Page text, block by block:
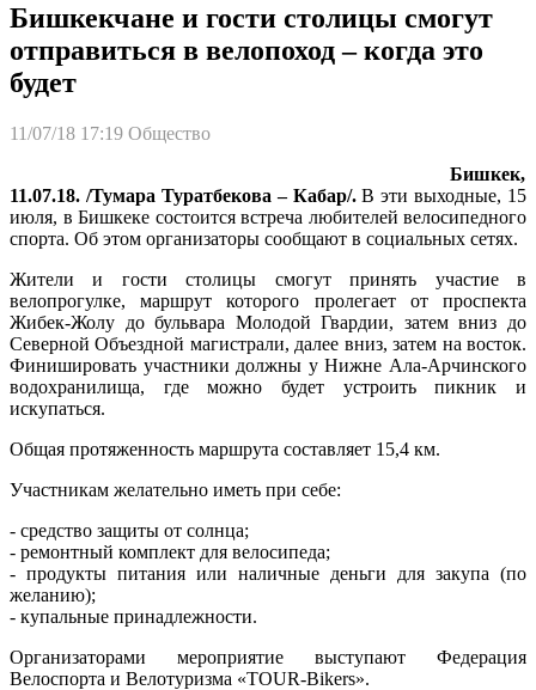
Бишкекчане и гости столицы смогут
отправиться в велопоход – когда это
будет
11/07/18 17:19 Общество
Бишкек,
11.07.18. /Тумара Туратбекова – Кабар/.В эти выходные, 15
июля, в Бишкеке состоится встреча любителей велосипедного
спорта. Об этом организаторы сообщают в социальных сетях.
Жители и гости столицы смогут принять участие в
велопрогулке, маршрут которого пролегает от проспекта
Жибек-Жолу до бульвара Молодой Гвардии, затем вниз до
Северной Объездной магистрали, далее вниз, затем на восток.
Финишировать участники должны у Нижне Ала-Арчинского
водохранилища, где можно будет устроить пикник и
искупаться.
Общая протяженность маршрута составляет 15,4 км.
Участникам желательно иметь при себе:
- средство защиты от солнца;
- ремонтный комплект для велосипеда;
- продукты питания или наличные деньги для закупа (по
желанию);
- купальные принадлежности.
Организаторами мероприятие выступают Федерация
Велоспорта и Велотуризма «TOUR-Bikers».